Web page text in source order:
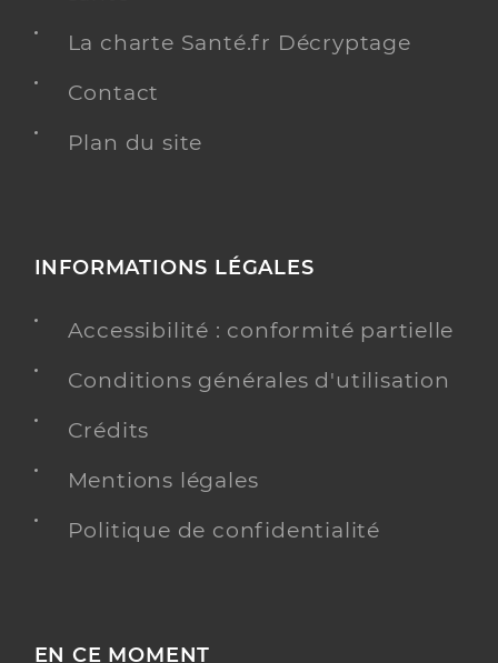
La charte Santé.fr Décryptage
Contact
Plan du site
INFORMATIONS LÉGALES
Accessibilité : conformité partielle
Conditions générales d'utilisation
Crédits
Mentions légales
Politique de confidentialité
EN CE MOMENT